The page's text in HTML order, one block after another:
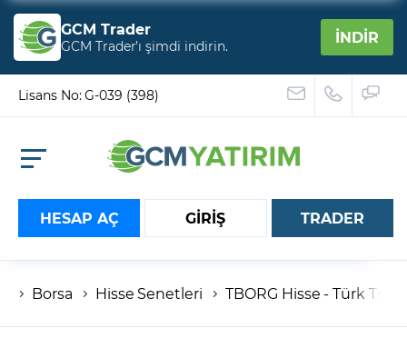
GCM Trader
GCM Trader’ı şimdi indirin. İNDİR
Lisans No: G-039 (398)
HESAP AÇ GİRİŞ
Hesap numaranız
TRADER
Borsa Hisse Senetleri TBORG Hisse - Türk